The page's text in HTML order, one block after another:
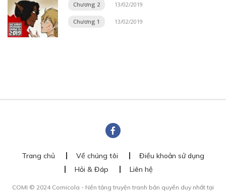
Chương 2 13/02/2019
Chương 1 13/02/2019
Trang chủ Về chúng tôi
Điều khoản sử dụng
Hỏi & Đáp
Liên hệ
COMI © 2024 Comicola - Nền tảng truyện tranh bản quyền duy nhất tại